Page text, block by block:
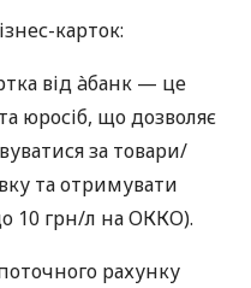
карток:
від àбанк — це
юросіб, що дозволяє
за товари/
та отримувати
10 грн/л на ОККО).
рахунку